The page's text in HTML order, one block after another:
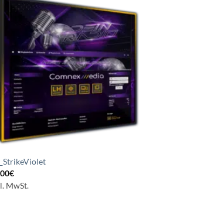
Auf die
Wunschliste
setzen
€
MwSt.